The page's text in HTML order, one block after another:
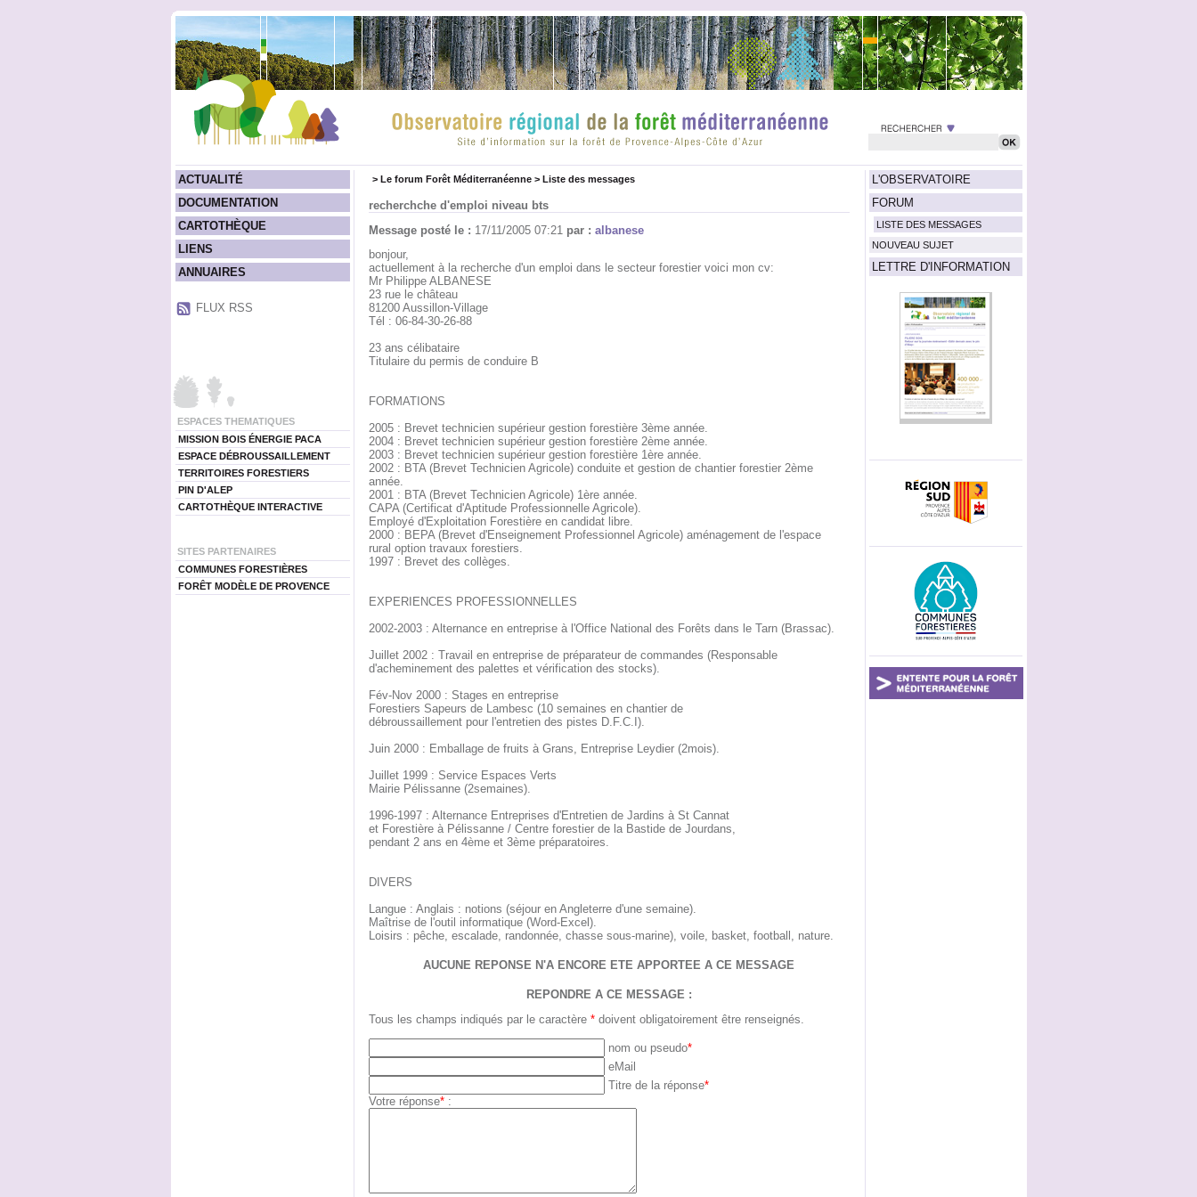
ACTUALITÉ
DOCUMENTATION
CARTOTHÈQUE
LIENS
ANNUAIRES
FLUX RSS
ESPACES THEMATIQUES
MISSION BOIS ÉNERGIE PACA
ESPACE DÉBROUSSAILLEMENT
TERRITOIRES FORESTIERS
PIN D'ALEP
CARTOTHÈQUE INTERACTIVE
SITES PARTENAIRES
COMMUNES FORESTIÈRES
FORÊT MODÈLE DE PROVENCE
L'OBSERVATOIRE
FORUM
LISTE DES MESSAGES
NOUVEAU SUJET
LETTRE D'INFORMATION
> Le forum Forêt Méditerranéenne> Liste des messages
recherchche d'emploi niveau bts
Message posté le : 17/11/2005 07:21 par : albanese
bonjour,
actuellement à la recherche d'un emploi dans le secteur forestier voici mon cv:
Mr Philippe ALBANESE
23 rue le château
81200 Aussillon-Village
Tél : 06-84-30-26-88
23 ans célibataire
Titulaire du permis de conduire B
FORMATIONS
2005 : Brevet technicien supérieur gestion forestière 3ème année.
2004 : Brevet technicien supérieur gestion forestière 2ème année.
2003 : Brevet technicien supérieur gestion forestière 1ère année.
2002 : BTA (Brevet Technicien Agricole) conduite et gestion de chantier forestier 2ème
année.
2001 : BTA (Brevet Technicien Agricole) 1ère année.
CAPA (Certificat d'Aptitude Professionnelle Agricole).
Employé d'Exploitation Forestière en candidat libre.
2000 : BEPA (Brevet d'Enseignement Professionnel Agricole) aménagement de l'espace
rural option travaux forestiers.
1997 : Brevet des collèges.
EXPERIENCES PROFESSIONNELLES
2002-2003 : Alternance en entreprise à l'Office National des Forêts dans le Tarn (Brassac).
Juillet 2002 : Travail en entreprise de préparateur de commandes (Responsable
d'acheminement des palettes et vérification des stocks).
Fév-Nov 2000 : Stages en entreprise
Forestiers Sapeurs de Lambesc (10 semaines en chantier de
débroussaillement pour l'entretien des pistes D.F.C.I).
Juin 2000 : Emballage de fruits à Grans, Entreprise Leydier (2mois).
Juillet 1999 : Service Espaces Verts
Mairie Pélissanne (2semaines).
1996-1997 : Alternance Entreprises d'Entretien de Jardins à St Cannat
et Forestière à Pélissanne / Centre forestier de la Bastide de Jourdans,
pendant 2 ans en 4ème et 3ème préparatoires.
DIVERS
Langue : Anglais : notions (séjour en Angleterre d'une semaine).
Maîtrise de l'outil informatique (Word-Excel).
Loisirs : pêche, escalade, randonnée, chasse sous-marine), voile, basket, football, nature.
AUCUNE REPONSE N'A ENCORE ETE APPORTEE A CE MESSAGE
REPONDRE A CE MESSAGE :
Tous les champs indiqués par le caractère *doivent obligatoirement être renseignés.
nom ou pseudo*
eMail
Titre de la réponse*
Votre réponse*: